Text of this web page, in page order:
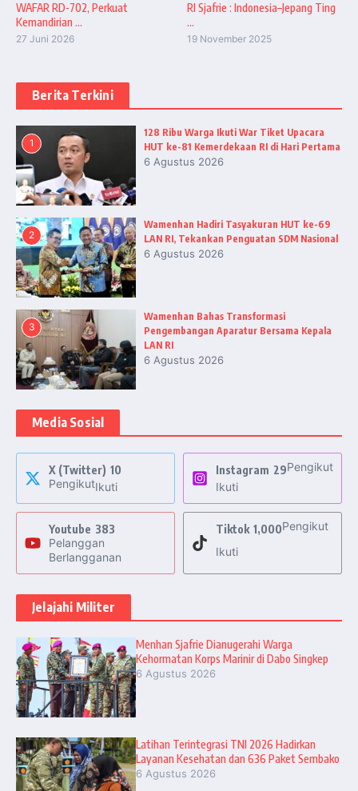
WAFAR RD-702, Perkuat
Kemandirian ...
27 Juni 2026
RI Sjafrie : Indonesia–Jepang Ting
...
19 November 2025
Berita Terkini
1
128 Ribu Warga Ikuti War Tiket Upacara
HUT ke-81 Kemerdekaan RI di Hari Pertama
6 Agustus 2026
2
Wamenhan Hadiri Tasyakuran HUT ke-69
LAN RI, Tekankan Penguatan SDM Nasional
6 Agustus 2026
3
Wamenhan Bahas Transformasi
Pengembangan Aparatur Bersama Kepala
LAN RI
6 Agustus 2026
Media Sosial
X (Twitter) 10
PengikutIkuti
Instagram 29Pengikut
Ikuti
Youtube 383
Pelanggan
Berlangganan
Tiktok 1,000Pengikut
Ikuti
Jelajahi Militer
Menhan Sjafrie Dianugerahi Warga
Kehormatan Korps Marinir di Dabo Singkep
6 Agustus 2026
Latihan Terintegrasi TNI 2026 Hadirkan
Layanan Kesehatan dan 636 Paket Sembako
6 Agustus 2026